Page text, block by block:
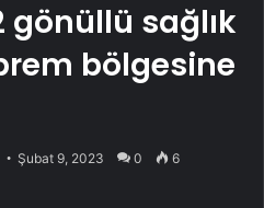
gönüllü sağlık
bölgesine
Şubat 9, 2023 0 6